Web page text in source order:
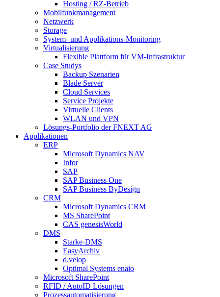
Hosting / RZ-Betrieb
Mobilfunkmanagement
Netzwerk
Storage
System- und Applikations-Monitoring
Virtualisierung
Flexible Plattform für VM-Infrastruktur
Case Studys
Backup Szenarien
Blade Server
Cloud Services
Service Projekte
Virtuelle Clients
WLAN und VPN
Lösungs-Portfolio der FNEXT AG
Applikationen
ERP
Microsoft Dynamics NAV
Infor
SAP
SAP Business One
SAP Business ByDesign
CRM
Microsoft Dynamics CRM
MS SharePoint
CAS genesisWorld
DMS
Starke-DMS
EasyArchiv
d.velop
Optimal Systems enaio
Microsoft SharePoint
RFID / AutoID Lösungen
Prozessautomatisierung